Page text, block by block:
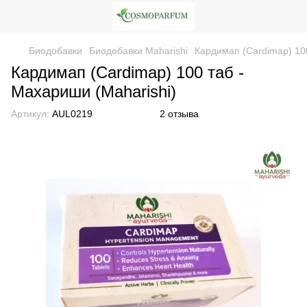
Биодобавки Биодобавки Maharishi Кардимап (Cardimap)
Кардимап (Cardimap) 100 таб -
Махариши (Maharishi)
Артикул: AUL0219 2 отзыва